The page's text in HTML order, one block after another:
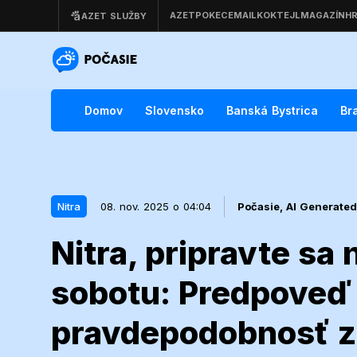
Domov Slovensko Banská Bystrica
Nitra 08. nov. 2025 o 04:04 Počasie, AI Generated
Nitra, pripravte sa
sobotu:
pravdepodobnosť
Nitra,